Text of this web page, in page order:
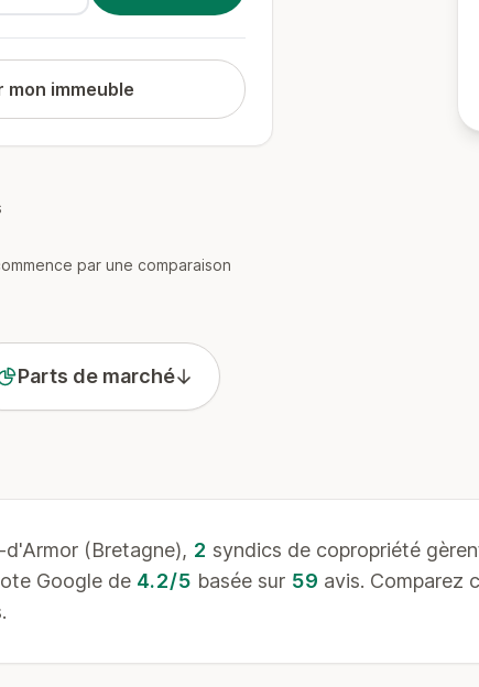
immeuble
par une comparaison
Parts de marché
(Bretagne), 2 syndics de copropriété
Google de 4.2/5 basée sur 59 avis. Comparez